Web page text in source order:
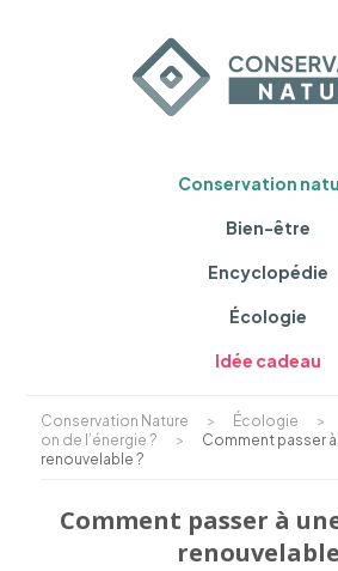
Conservation
Bien-être
Encyclopédie
Écologie
Idée cadeau
Conservation Nature > Écologie >
on de l’énergie ?
>
Comment passer
renouvelable ?
Comment passer à